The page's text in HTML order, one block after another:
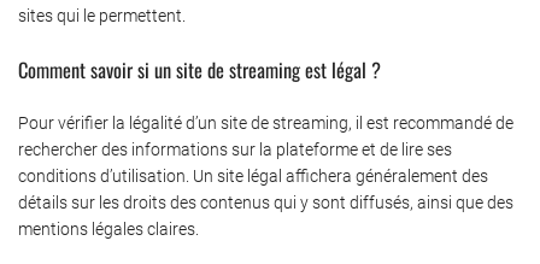
sites qui le permettent.
Comment savoir si un site de streaming est légal ?
Pour vérifier la légalité d’un site de streaming, il est recommandé de
rechercher des informations sur la plateforme et de lire ses
conditions d’utilisation. Un site légal affichera généralement des
détails sur les droits des contenus qui y sont diffusés, ainsi que des
mentions légales claires.